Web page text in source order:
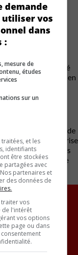
ET
2023
DU
également autorisé
pardonnables en
encore reçu cet
de l’usine de
la mise en vente de
Motors. L’entreprise
ses difficultés
dans le
demande
vos
dans
:
mesure de
études
sur un
et les
identifiants
être stockées
partagées avec
partenaires et
des données de
vos
de l'intérêt
vos options
page ou dans